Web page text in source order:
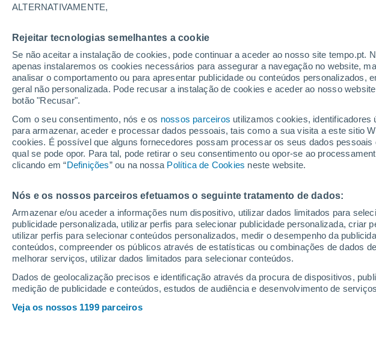
ALTERNATIVAMENTE,
Rejeitar tecnologias semelhantes a cookie
Se não aceitar a instalação de cookies, pode continuar a aceder ao nosso site tempo.pt.
apenas instalaremos os cookies necessários para assegurar a navegação no website,
analisar o comportamento ou para apresentar publicidade ou conteúdos personalizados,
geral não personalizada. Pode recusar a instalação de cookies e aceder ao nosso
botão "Recusar".
Com o seu consentimento, nós e os nossos parceiros utilizamos cookies, identificadores
para armazenar, aceder e processar dados pessoais, tais como a sua visita a este sitio
cookies. É possível que alguns fornecedores possam processar os seus dados
qual se pode opor. Para tal, pode retirar o seu consentimento ou opor-se ao
clicando em “Definições” ou na nossa Política de Cookies neste website.
Nós e os nossos parceiros efetuamos o seguinte tratamento de dados:
Armazenar e/ou aceder a informações num dispositivo, utilizar dados limitados para
publicidade personalizada, utilizar perfis para selecionar publicidade personalizada, criar
utilizar perfis para selecionar conteúdos personalizados, medir o desempenho da
conteúdos, compreender os públicos através de estatísticas ou combinações de dados
melhorar serviços, utilizar dados limitados para selecionar conteúdos.
Dados de geolocalização precisos e identificação através da procura de dispositivos,
medição de publicidade e conteúdos, estudos de audiência e desenvolvimento de
Veja os nossos 1199 parceiros
25°
Cracóvia
13°
Poznan
22°
12°
Estetino
22°
14°
Varsóvia
Wroclaw
24°
11°
Zielona
Góra
22°
11°
13°
Płock
25°
Opole
13°
Częstochowa
12°
Olsztyn
22°
11°
22°
12°
Łódź